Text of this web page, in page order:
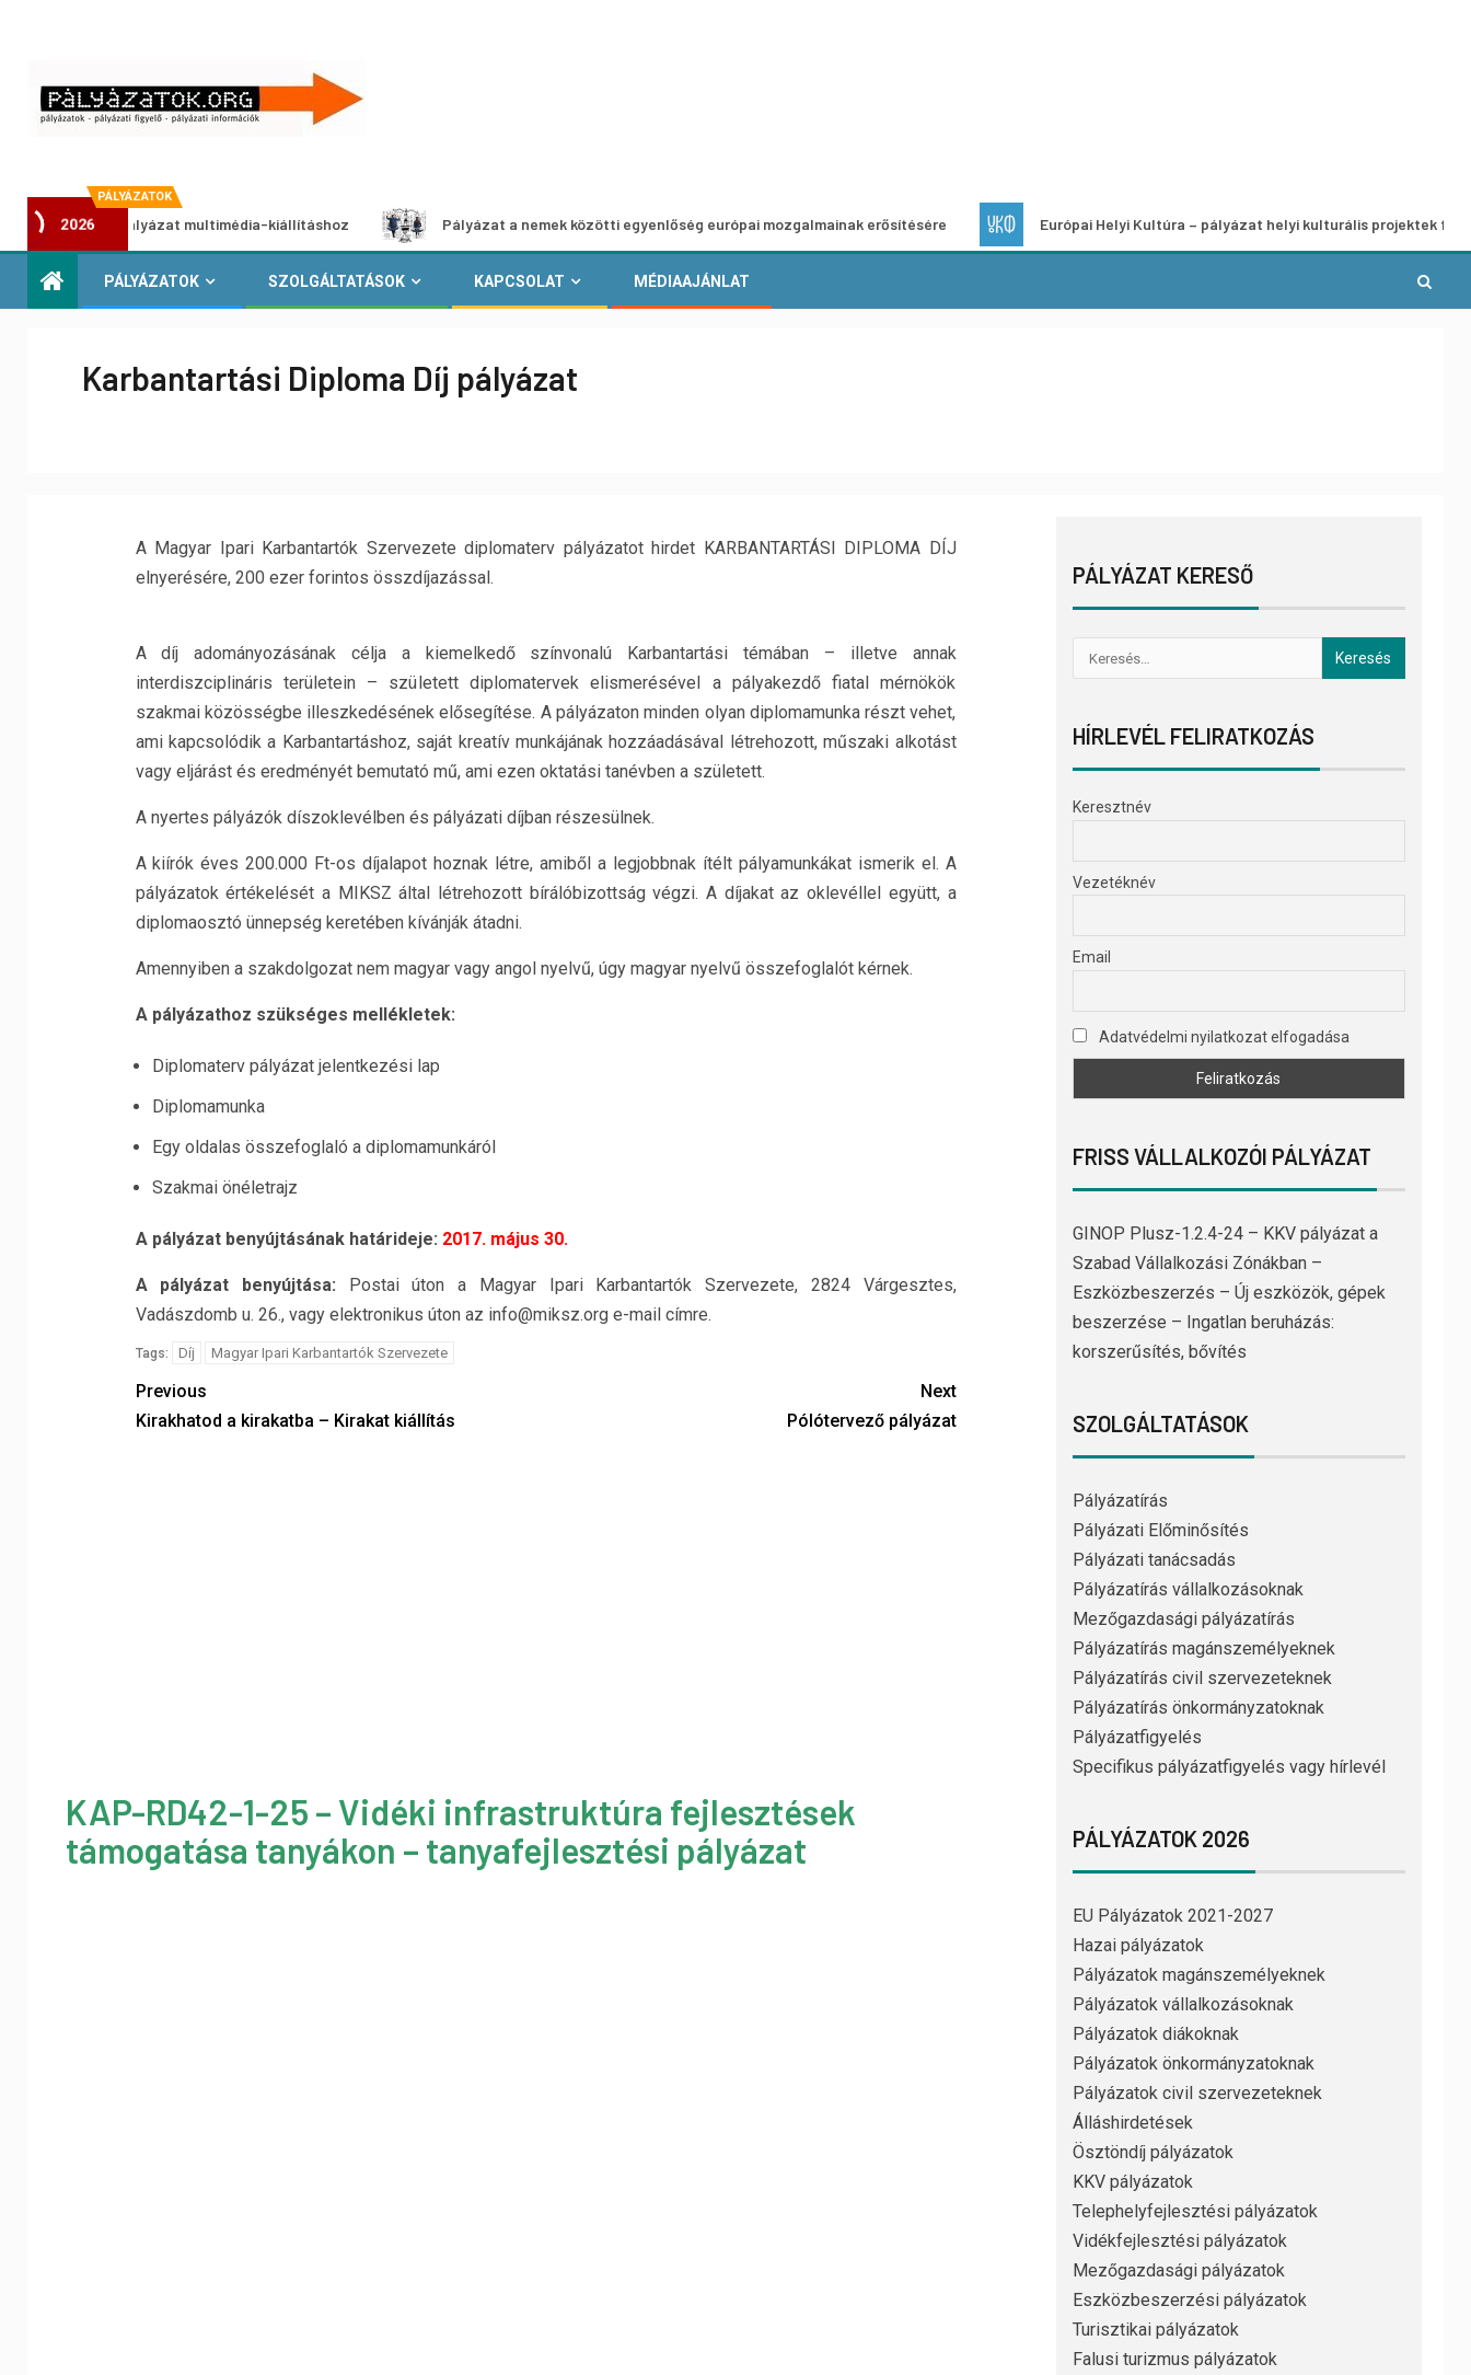
PÁLYÁZATOK
2026
pályázat multimédia-kiállításhoz Pályázat a nemek közötti egyenlőség európai mozgalmainak erősítésére Európai Helyi Kultúra – pályázat helyi kulturális projektek fejlesztésére
PÁLYÁZATOK SZOLGÁLTATÁSOK KAPCSOLAT MÉDIAAJÁNLAT
Karbantartási Diploma Díj pályázat
A Magyar Ipari Karbantartók Szervezete diplomaterv pályázatot hirdet KARBANTARTÁSI DIPLOMA DÍJ
elnyerésére, 200 ezer forintos összdíjazással.
A díj adományozásának célja a kiemelkedő színvonalú Karbantartási témában – illetve annak
interdiszciplináris területein – született diplomatervek elismerésével a pályakezdő fiatal mérnökök
szakmai közösségbe illeszkedésének elősegítése. A pályázaton minden olyan diplomamunka részt vehet,
ami kapcsolódik a Karbantartáshoz, saját kreatív munkájának hozzáadásával létrehozott, műszaki alkotást
vagy eljárást és eredményét bemutató mű, ami ezen oktatási tanévben a született.
A nyertes pályázók díszoklevélben és pályázati díjban részesülnek.
A kiírók éves 200.000 Ft-os díjalapot hoznak létre, amiből a legjobbnak ítélt pályamunkákat ismerik el. A
pályázatok értékelését a MIKSZ által létrehozott bírálóbizottság végzi. A díjakat az oklevéllel együtt, a
diplomaosztó ünnepség keretében kívánják átadni.
Amennyiben a szakdolgozat nem magyar vagy angol nyelvű, úgy magyar nyelvű összefoglalót kérnek.
A pályázathoz szükséges mellékletek:
Diplomaterv pályázat jelentkezési lap
Diplomamunka
Egy oldalas összefoglaló a diplomamunkáról
Szakmai önéletrajz
A pályázat benyújtásának határideje: 2017. május 30.
A pályázat benyújtása: Postai úton a Magyar Ipari Karbantartók Szervezete, 2824 Várgesztes,
Vadászdomb u. 26., vagy elektronikus úton az info@miksz.org e-mail címre.
Tags: Díj Magyar Ipari Karbantartók Szervezete
Previous
Kirakhatod a kirakatba – Kirakat kiállítás
Next
Pólótervező pályázat
KAP-RD42-1-25 – Vidéki infrastruktúra fejlesztések
támogatása tanyákon – tanyafejlesztési pályázat
PÁLYÁZAT KERESŐ
HÍRLEVÉL FELIRATKOZÁS
Keresztnév
Vezetéknév
Email
Adatvédelmi nyilatkozat elfogadása
FRISS VÁLLALKOZÓI PÁLYÁZAT
GINOP Plusz-1.2.4-24 – KKV pályázat a
Szabad Vállalkozási Zónákban –
Eszközbeszerzés – Új eszközök, gépek
beszerzése – Ingatlan beruházás:
korszerűsítés, bővítés
SZOLGÁLTATÁSOK
Pályázatírás
Pályázati Előminősítés
Pályázati tanácsadás
Pályázatírás vállalkozásoknak
Mezőgazdasági pályázatírás
Pályázatírás magánszemélyeknek
Pályázatírás civil szervezeteknek
Pályázatírás önkormányzatoknak
Pályázatfigyelés
Specifikus pályázatfigyelés vagy hírlevél
PÁLYÁZATOK 2026
EU Pályázatok 2021-2027
Hazai pályázatok
Pályázatok magánszemélyeknek
Pályázatok vállalkozásoknak
Pályázatok diákoknak
Pályázatok önkormányzatoknak
Pályázatok civil szervezeteknek
Álláshirdetések
Ösztöndíj pályázatok
KKV pályázatok
Telephelyfejlesztési pályázatok
Vidékfejlesztési pályázatok
Mezőgazdasági pályázatok
Eszközbeszerzési pályázatok
Turisztikai pályázatok
Falusi turizmus pályázatok